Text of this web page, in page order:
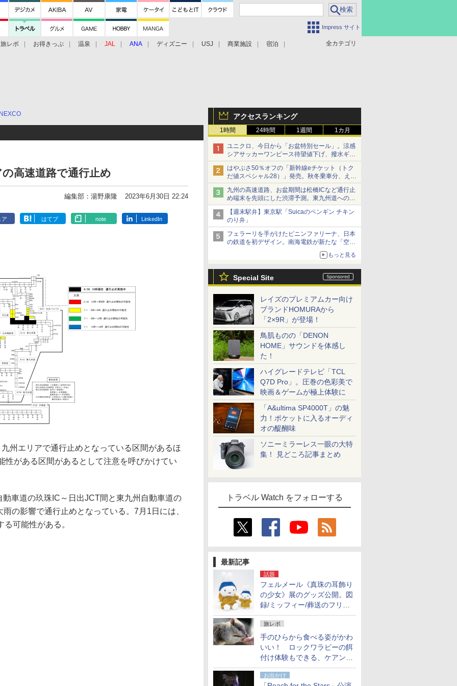
Impress サイト
全カテゴリ
旅レポ お得きっぷ 温泉 JAL ANA ディズニー USJ 商業施設 宿泊
アクセスランキング
1時間 24時間 1週間 1カ月
ユニクロ、今日から「お盆特別セール」。涼感
シアサッカーワンピース待望値下げ、撥水ギア
ショーツは1990円に
はやぶさ50％オフの「新幹線eチケット（トク
だ値スペシャル28）」発売。秋冬乗車分、えき
ねっと限定
九州の高速道路、お盆期間は松橋ICなど通行止
め端末を先頭にした渋滞予測。東九州道への迂
回は料金調整を実施
【週末駅弁】東京駅「Suicaのペンギン チキン
のり弁」
フェラーリを手がけたピニンファリーナ、日本
の鉄道を初デザイン。南海電鉄が新たな「空港
もっと見る
Special Site
レイズのプレミアムカー向け
ブランドHOMURAから
「2×9R」が登場！
鳥肌ものの「DENON
HOME」サウンドを体感し
た！
ハイグレードテレビ「TCL
Q7D Pro」。圧巻の色彩美で
映画＆ゲームが極上体験に
「A&ultima SP4000T」の魅
力！ポケットに入るオーディ
オの醍醐味
ソニーミラーレス一眼の大特
集！ 見どころ記事まとめ
トラベル Watch をフォローする
最新記事
話題
フェルメール《真珠の耳飾り
の少女》展のグッズ公開。図
録/ミッフィー/葬送のフリー
レンほか、注目ブランドコラ
ボが実現
旅レポ
手のひらから食べる姿がかわ
いい！ ロックワラビーの餌
付け体験もできる、ケアンズ
でアサートン高原の日本語ガ
イド付きツアーに参加してみ
お出かけ
高速道路で通行止め
編集部：湯野康隆 2023年6月30日 22:24
ア はてブ note LinkedIn
エリアで通行止めとなっている区間があるほ
性がある区間があるとして注意を呼びかけてい
車道の玖珠IC～日出JCT間と東九州自動車道の
の影響で通行止めとなっている。7月1日には、
可能性がある。